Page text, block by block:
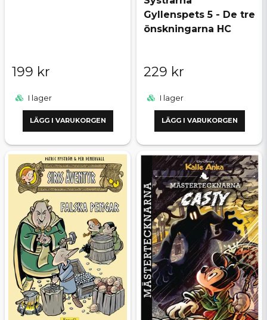
199 kr
I lager
LÄGG I VARUKORGEN
Gyllenspets 5 - De tre
önskningarna HC
229 kr
I lager
LÄGG I VARUKORGEN